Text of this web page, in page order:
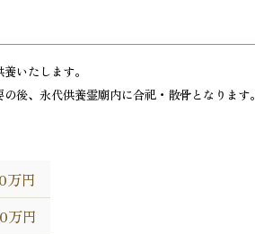
いたします。
後、永代供養霊廟内に合祀・散骨となります。
万円
万円